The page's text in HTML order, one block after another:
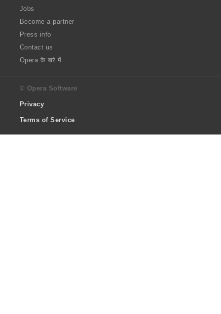
Jobs
Become a partner
Press info
Contact us
Opera के बारे में
© Opera Software
Privacy
Terms of Service